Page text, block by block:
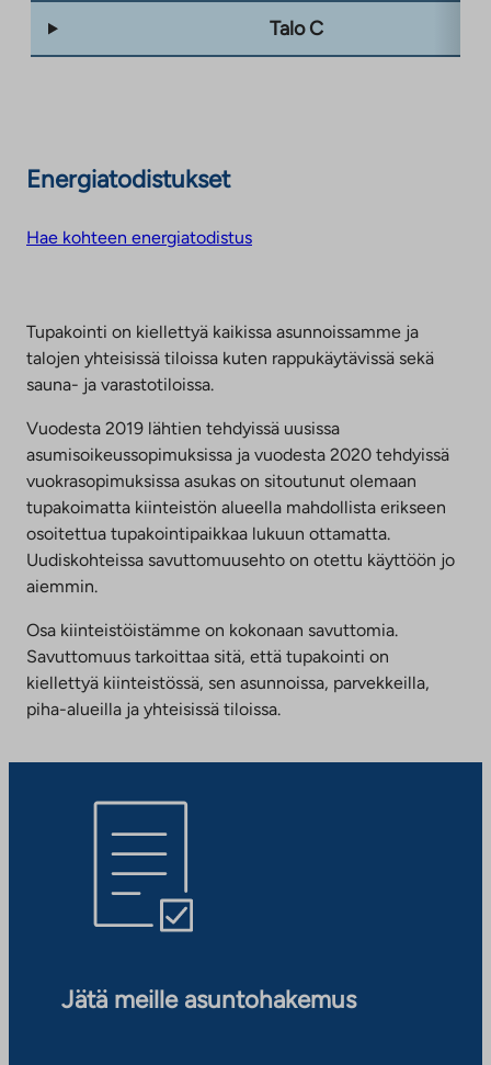
Talo C
Energiatodistukset
Hae kohteen energiatodistus
Tupakointi on kiellettyä kaikissa asunnoissamme ja
talojen yhteisissä tiloissa kuten rappukäytävissä sekä
sauna- ja varastotiloissa.
Vuodesta 2019 lähtien tehdyissä uusissa
asumisoikeussopimuksissa ja vuodesta 2020 tehdyissä
vuokrasopimuksissa asukas on sitoutunut olemaan
tupakoimatta kiinteistön alueella mahdollista erikseen
osoitettua tupakointipaikkaa lukuun ottamatta.
Uudiskohteissa savuttomuusehto on otettu käyttöön jo
aiemmin.
Osa kiinteistöistämme on kokonaan savuttomia.
Savuttomuus tarkoittaa sitä, että tupakointi on
kiellettyä kiinteistössä, sen asunnoissa, parvekkeilla,
piha-alueilla ja yhteisissä tiloissa.
Jätä meille asuntohakemus